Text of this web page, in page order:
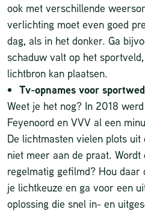
ook met verschillende
verlichting moet even goed
dag, als in het donker. Ga
schaduw valt op het
lichtbron kan plaatsen.
Tv-opnames voor
Weet je het nog? In 2018
Feyenoord en VVV al een
De lichtmasten vielen plots
niet meer aan de praat.
regelmatig gefilmd? Hou daar
je lichtkeuze en ga voor een
oplossing die snel in- en